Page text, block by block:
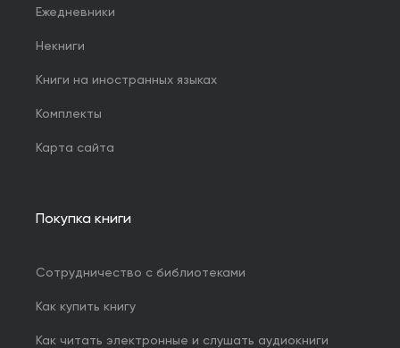
Ежедневники
Некниги
Книги на иностранных языках
Комплекты
Карта сайта
Покупка книги
Сотрудничество с библиотеками
Как купить книгу
Как читать электронные и слушать аудиокниги